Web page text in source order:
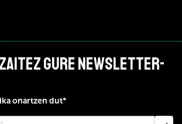
GURE NEWSLETTER-
onartzen dut*